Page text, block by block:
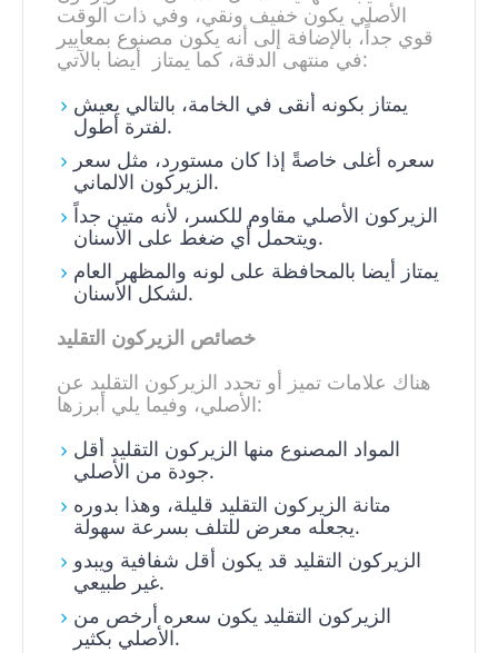
الأصلي يكون خفيف ونقي، وفي ذات الوقت
قوي جداً، بالإضافة إلى أنه يكون مصنوع بمعايير
في منتهى الدقة، كما يمتاز أيضا بالآتي:
يمتاز بكونه أنقى في الخامة، بالتالي يعيش
لفترة أطول.
سعره أغلى خاصةً إذا كان مستورد، مثل سعر
الزيركون الالماني.
الزيركون الأصلي مقاوم للكسر، لأنه متين جداً
ويتحمل أي ضغط على الأسنان.
يمتاز أيضا بالمحافظة على لونه والمظهر العام
لشكل الأسنان.
خصائص الزيركون التقليد
هناك علامات تميز أو تحدد الزيركون التقليد عن
الأصلي، وفيما يلي أبرزها:
المواد المصنوع منها الزيركون التقليد أقل
جودة من الأصلي.
متانة الزيركون التقليد قليلة، وهذا بدوره
يجعله معرض للتلف بسرعة سهولة.
الزيركون التقليد قد يكون أقل شفافية ويبدو
غير طبيعي.
الزيركون التقليد يكون سعره أرخص من
الأصلي بكثير.